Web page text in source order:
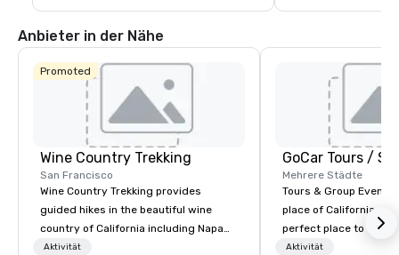
Mittag- und Abendessen geöffnete Brick
Nacht in der Stadt.
Anbieter in der Nähe
Promoted
Wine Country Trekking
San Francisco
Wine Country Trekking provides
guided hikes in the beautiful wine
country of California including Napa
and Sonoma Valleys. These
Aktivität
Mehrere Städte
Tours & Group Events
place of California.
perfect place to visit
mix fun with history
Aktivität